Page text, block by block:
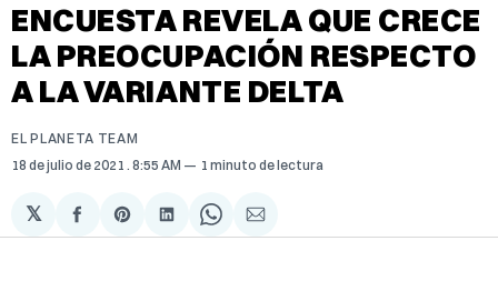
ENCUESTA REVELA QUE CRECE
LA PREOCUPACIÓN RESPECTO
A LA VARIANTE DELTA
EL PLANETA TEAM
18 de julio de 2021 . 8:55 AM 1 minuto de lectura
𝕏
Compartir
en
Share
on
Compartir
en
Share
on
Compartir
via